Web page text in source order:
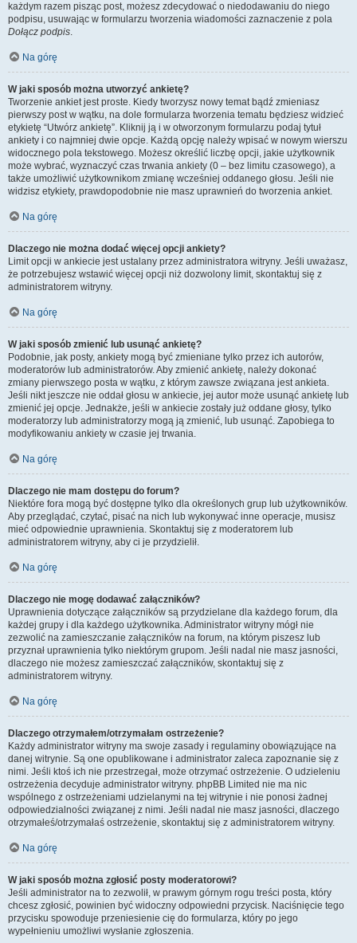
każdym razem pisząc post, możesz zdecydować o niedodawaniu do niego
podpisu, usuwając w formularzu tworzenia wiadomości zaznaczenie z pola
Dołącz podpis.
Na górę
W jaki sposób można utworzyć ankietę?
Tworzenie ankiet jest proste. Kiedy tworzysz nowy temat bądź zmieniasz
pierwszy post w wątku, na dole formularza tworzenia tematu będziesz widzieć
etykietę “Utwórz ankietę”. Kliknij ją i w otworzonym formularzu podaj tytuł
ankiety i co najmniej dwie opcje. Każdą opcję należy wpisać w nowym wierszu
widocznego pola tekstowego. Możesz określić liczbę opcji, jakie użytkownik
może wybrać, wyznaczyć czas trwania ankiety (0 – bez limitu czasowego), a
także umożliwić użytkownikom zmianę wcześniej oddanego głosu. Jeśli nie
widzisz etykiety, prawdopodobnie nie masz uprawnień do tworzenia ankiet.
Na górę
Dlaczego nie można dodać więcej opcji ankiety?
Limit opcji w ankiecie jest ustalany przez administratora witryny. Jeśli uważasz,
że potrzebujesz wstawić więcej opcji niż dozwolony limit, skontaktuj się z
administratorem witryny.
Na górę
W jaki sposób zmienić lub usunąć ankietę?
Podobnie, jak posty, ankiety mogą być zmieniane tylko przez ich autorów,
moderatorów lub administratorów. Aby zmienić ankietę, należy dokonać
zmiany pierwszego posta w wątku, z którym zawsze związana jest ankieta.
Jeśli nikt jeszcze nie oddał głosu w ankiecie, jej autor może usunąć ankietę lub
zmienić jej opcje. Jednakże, jeśli w ankiecie zostały już oddane głosy, tylko
moderatorzy lub administratorzy mogą ją zmienić, lub usunąć. Zapobiega to
modyfikowaniu ankiety w czasie jej trwania.
Na górę
Dlaczego nie mam dostępu do forum?
Niektóre fora mogą być dostępne tylko dla określonych grup lub użytkowników.
Aby przeglądać, czytać, pisać na nich lub wykonywać inne operacje, musisz
mieć odpowiednie uprawnienia. Skontaktuj się z moderatorem lub
administratorem witryny, aby ci je przydzielił.
Na górę
Dlaczego nie mogę dodawać załączników?
Uprawnienia dotyczące załączników są przydzielane dla każdego forum, dla
każdej grupy i dla każdego użytkownika. Administrator witryny mógł nie
zezwolić na zamieszczanie załączników na forum, na którym piszesz lub
przyznał uprawnienia tylko niektórym grupom. Jeśli nadal nie masz jasności,
dlaczego nie możesz zamieszczać załączników, skontaktuj się z
administratorem witryny.
Na górę
Dlaczego otrzymałem/otrzymałam ostrzeżenie?
Każdy administrator witryny ma swoje zasady i regulaminy obowiązujące na
danej witrynie. Są one opublikowane i administrator zaleca zapoznanie się z
nimi. Jeśli ktoś ich nie przestrzegał, może otrzymać ostrzeżenie. O udzieleniu
ostrzeżenia decyduje administrator witryny. phpBB Limited nie ma nic
wspólnego z ostrzeżeniami udzielanymi na tej witrynie i nie ponosi żadnej
odpowiedzialności związanej z nimi. Jeśli nadal nie masz jasności, dlaczego
otrzymałeś/otrzymałaś ostrzeżenie, skontaktuj się z administratorem witryny.
Na górę
W jaki sposób można zgłosić posty moderatorowi?
Jeśli administrator na to zezwolił, w prawym górnym rogu treści posta, który
chcesz zgłosić, powinien być widoczny odpowiedni przycisk. Naciśnięcie tego
przycisku spowoduje przeniesienie cię do formularza, który po jego
wypełnieniu umożliwi wysłanie zgłoszenia.